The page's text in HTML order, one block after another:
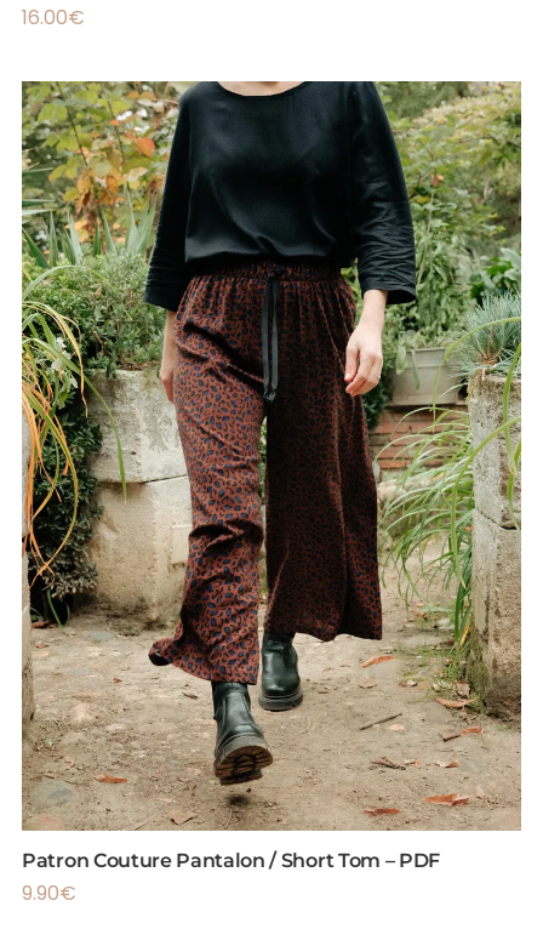
16.00€
Patron Couture Pantalon / Short Tom – PDF
9.90€